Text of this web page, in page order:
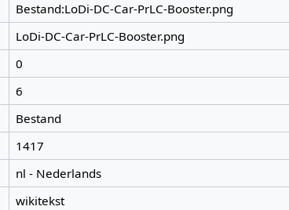
Bestand:LoDi-DC-Car-PrLC-Booster.png
LoDi-DC-Car-PrLC-Booster.png
0
6
Bestand
1417
nl - Nederlands
wikitekst